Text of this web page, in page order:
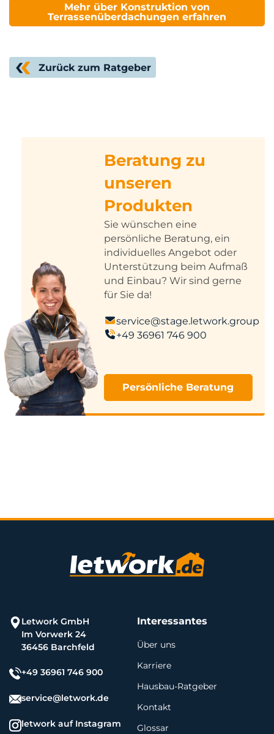
Mehr über Konstruktion von
Terrassenüberdachungen erfahren
Zurück zum Ratgeber
Beratung zu
unseren
Produkten
Sie wünschen eine
persönliche Beratung, ein
individuelles Angebot oder
Unterstützung beim Aufmaß
und Einbau? Wir sind gerne
für Sie da!
service@stage.letwork.group
+49 36961 746 900
Persönliche Beratung
Letwork GmbH
Im Vorwerk 24
36456 Barchfeld
+49 36961 746 900
service@letwork.de
letwork auf Instagram
Interessantes
Über uns
Karriere
Hausbau-Ratgeber
Kontakt
Glossar